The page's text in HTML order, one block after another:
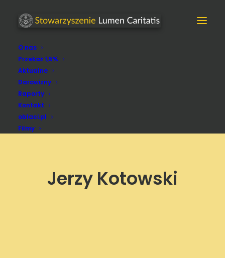
O nas
Przekaż 1,5%
Aktualne
Darowizny
Raporty
Kontakt
oblaci.pl
Filmy
Jerzy Kotowski